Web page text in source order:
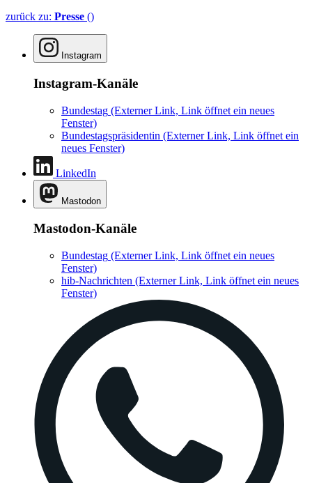
zurück zu: Presse ()
Instagram
Instagram-Kanäle
Bundestag (Externer Link, Link öffnet ein neues
Fenster)
Bundestagspräsidentin (Externer Link, Link öffnet ein
neues Fenster)
LinkedIn
Mastodon
Mastodon-Kanäle
Bundestag (Externer Link, Link öffnet ein neues
Fenster)
hib-Nachrichten (Externer Link, Link öffnet ein neues
Fenster)